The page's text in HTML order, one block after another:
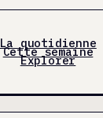
La quotidienne
Cette semaine
Explorer